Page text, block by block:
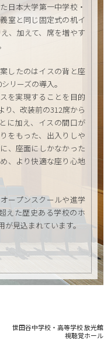
日本大学第一中学校・
室と同じ固定式の机イ
、加えて、席を増やす
したのはイスの背と座
リーズの導入。
を実現することを目的
り、改装前の312席から
に加え、イスの間口が
をもった、出入りしや
、座面にしかなかった
、より快適な座り心地
ープンスクールや進学
えた歴史ある学校のホ
見込まれています。
世田谷中学校・高等学校 放光館
視聴覚ホール